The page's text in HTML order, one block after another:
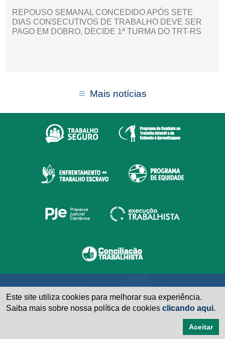
REPOUSO SEMANAL CONCEDIDO APÓS SETE
DIAS CONSECUTIVOS DE TRABALHO DEVE SER
PAGO EM DOBRO, DECIDE 1ª TURMA DO TRT-RS
Mais notícias
Este site utiliza cookies para melhorar sua experiência.
Saiba mais sobre nossa política de cookies clicando aqui.
Aceitar